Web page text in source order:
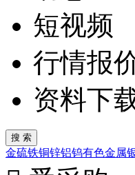
短视频
行情报
资料下
金硫铁铜锌铝钨有色金属